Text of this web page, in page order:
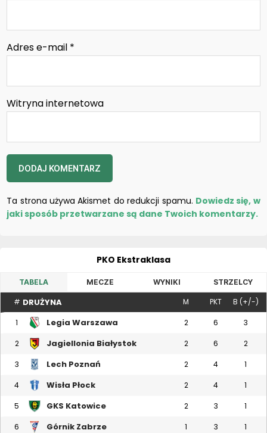
Adres e-mail *
Witryna internetowa
Ta strona używa Akismet do redukcji spamu. Dowiedz się, w
jaki sposób przetwarzane są dane Twoich komentarzy.
PKO Ekstraklasa
TABELA MECZE WYNIKI STRZELCY
# DRUŻYNA M PKT B (+/-)
1 Legia Warszawa 2 6 3
2 Jagiellonia Białystok 2 6 2
3 Lech Poznań 2 4 1
4 Wisła Płock 2 4 1
5 GKS Katowice 2 3 1
6 Górnik Zabrze 1 3 1